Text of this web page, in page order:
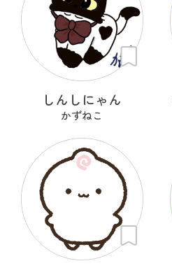
しんしにゃん
かずねこ